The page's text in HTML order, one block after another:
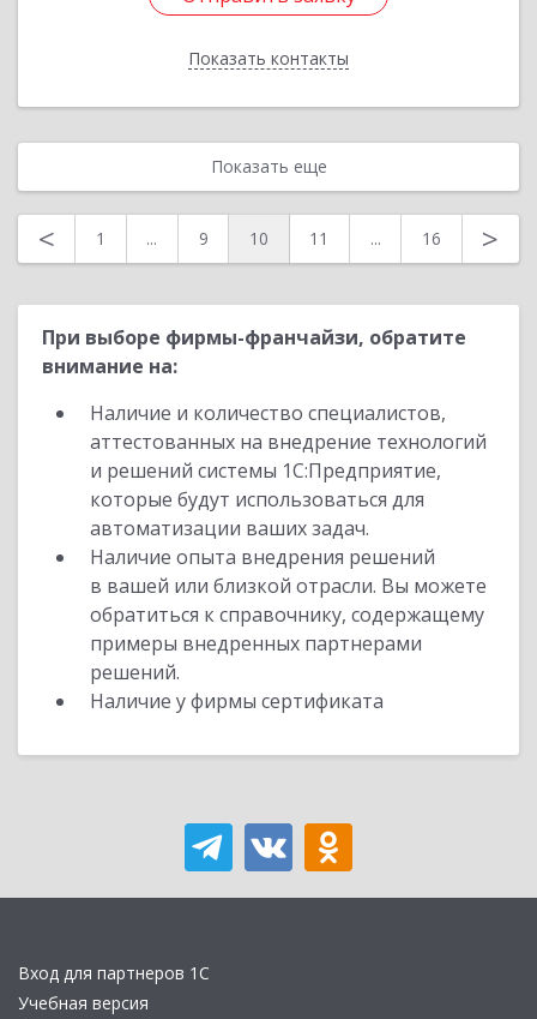
Показать контакты
Назад
Показать еще
< 1 ... 9 10 11 ... 16 >
При выборе фирмы-франчайзи, обратите
внимание на:
Наличие и количество специалистов,
аттестованных на внедрение технологий
и решений системы 1С:Предприятие,
которые будут использоваться для
автоматизации ваших задач.
Наличие опыта внедрения решений
в вашей или близкой отрасли. Вы можете
обратиться к справочнику, содержащему
примеры внедренных партнерами
решений.
Наличие у фирмы сертификата
Вход для партнеров 1С
Учебная версия